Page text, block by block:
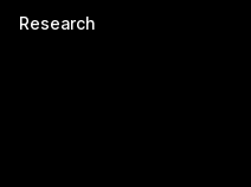
Research